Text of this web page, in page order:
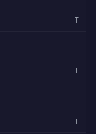
T
T
T